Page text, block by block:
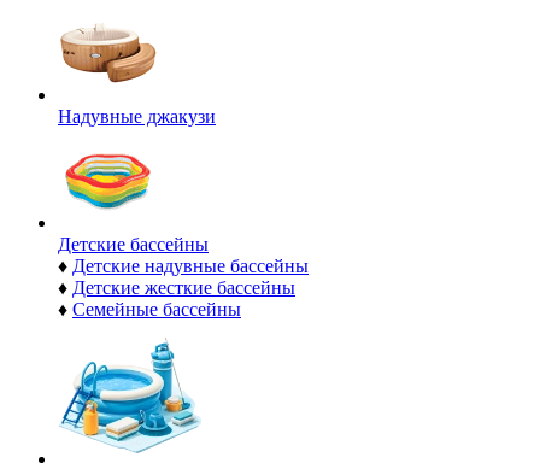
Надувные джакузи
Детские бассейны
♦ Детские надувные бассейны
♦ Детские жесткие бассейны
♦ Семейные бассейны